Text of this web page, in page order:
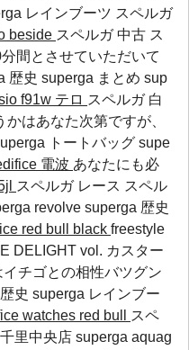
レインブーツ スペルガ
beside スペルガ 中古 ス
間とさせていただいて
歴史 superga まとめ sup
f91w テロ スペルガ 白
はあなた次第ですが、
トートバッグ supe
電波 あなたにも必
スペルガ レース スペル
revolve superga 歴史
red bull black freestyle
DELIGHT vol. カスター
チゴとの相性バツグン
史 superga レインブー
watches red bull
スペ
里中央店 superga aquag